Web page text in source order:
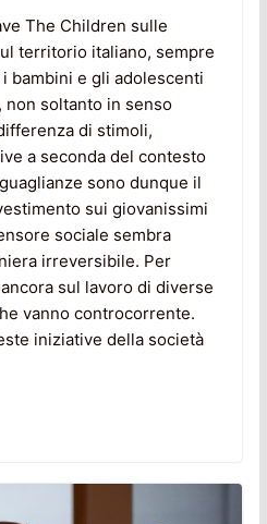
The Children sulle
territorio italiano, sempre
bambini e gli adolescenti
soltanto in senso
di stimoli,
a seconda del contesto
sono dunque il
sui giovanissimi
sociale sembra
irreversibile. Per
sul lavoro di diverse
vanno controcorrente.
iniziative della società